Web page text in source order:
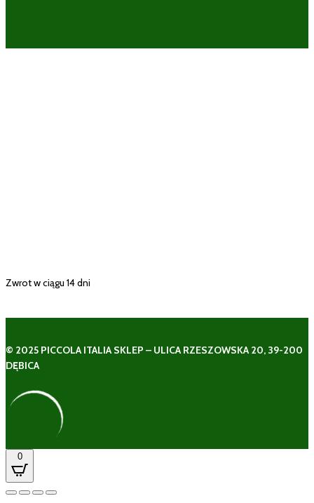
Zwrot w ciągu 14 dni
© 2025 PICCOLA ITALIA SKLEP – ULICA RZESZOWSKA 20, 39-200
DĘBICA
0